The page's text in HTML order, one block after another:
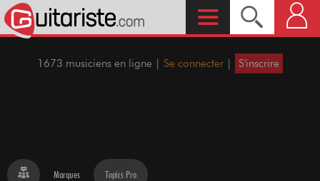
1673 musiciens en ligne | Se connecter | S'inscrire
Marques Topics Pro